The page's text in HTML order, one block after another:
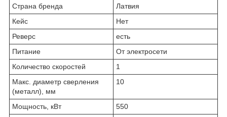
Страна бренда
Латвия
Кейс
Нет
Реверс
есть
Питание
От электросети
Количество скоростей
1
Макс. диаметр сверления
(металл), мм
10
Мощность, кВт
550